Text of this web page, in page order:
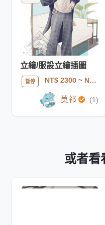
立繪/服設立繪插圖
暫停 NT$ 2300~ NT$ 3800
莫祁 (1)
或者看